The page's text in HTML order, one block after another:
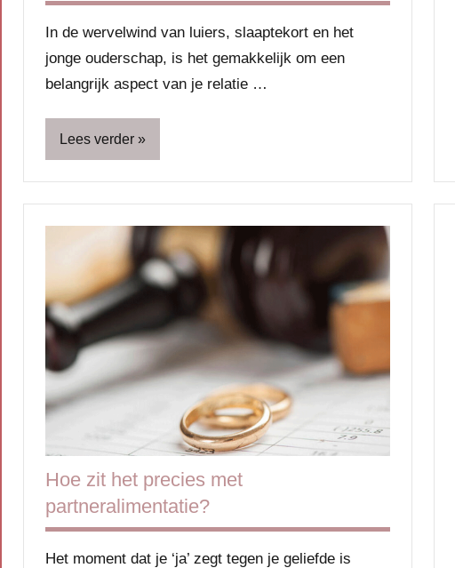
In de wervelwind van luiers, slaaptekort en het
jonge ouderschap, is het gemakkelijk om een
belangrijk aspect van je relatie …
Lees verder
Relatie
&
seks
Hoe zit het precies met
partneralimentatie?
Het moment dat je ‘ja’ zegt tegen je geliefde is